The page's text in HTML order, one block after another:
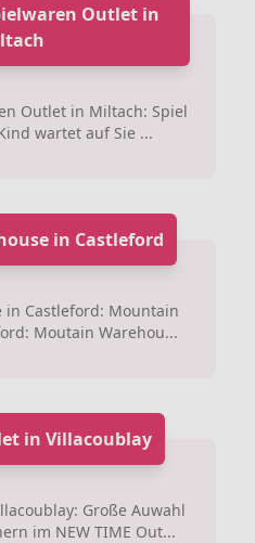
Outlet in
Outlet in Miltach: Spiel
wartet auf Sie ...
in Castleford
in Castleford: Mountain
Moutain Warehou...
in Villacoublay
Große Auwahl
im NEW TIME Out...